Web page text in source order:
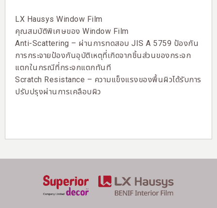
LX Hausys Window Film
คุณสมบัติพิเศษของ Window Film
Anti-Scattering – ผ่านการทดสอบ JIS A 5759 ป้องกัน
การกระจายป้องกันอุบัติเหตุที่เกิดจากชิ้นส่วนของกระจก
แตกในกรณีที่กระจกแตกทันที
Scratch Resistance – ความแข็งแรงของพื้นผิวได้รับการ
ปรับปรุงผ่านการเคลือบผิว